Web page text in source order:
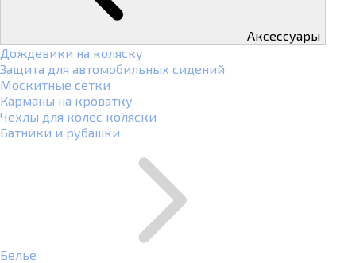
Аксессуары
Дождевики на коляску
Защита для автомобильных сидений
Москитные сетки
Карманы на кроватку
Чехлы для колес коляски
Батники и рубашки
Белье